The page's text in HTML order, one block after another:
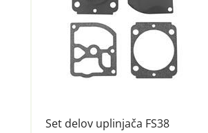
Set delov uplinjača FS38